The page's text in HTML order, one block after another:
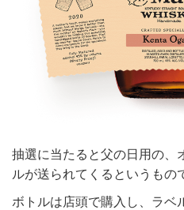
抽選に当たると父の日用の、
ルが送られてくるというもの
ボトルは店頭で購入し、ラベ